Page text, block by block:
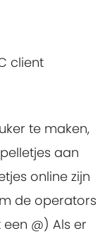
client
te maken,
aan
online zijn
de operators
@) Als er